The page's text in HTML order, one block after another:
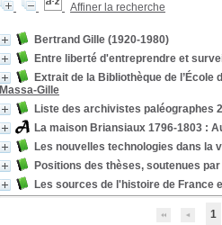
Affiner la recherche
Bertrand Gille (1920-1980)
Entre liberté d'entreprendre et
Extrait de la Bibliothèque de l’École
Massa-Gille
Liste des archivistes paléographes
La maison Briansiaux 1796-1803 :
Les nouvelles technologies dans la
Positions des thèses, soutenues
Les sources de l'histoire de France
1